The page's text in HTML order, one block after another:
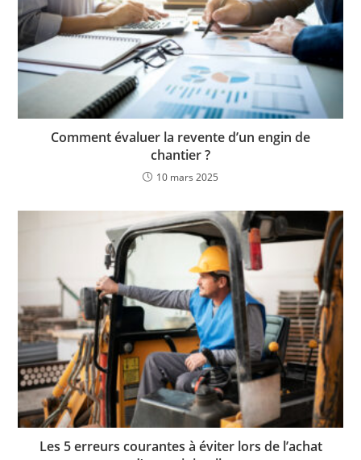
Comment évaluer la revente d’un engin de
chantier ?
10 mars 2025
Les 5 erreurs courantes à éviter lors de l’achat